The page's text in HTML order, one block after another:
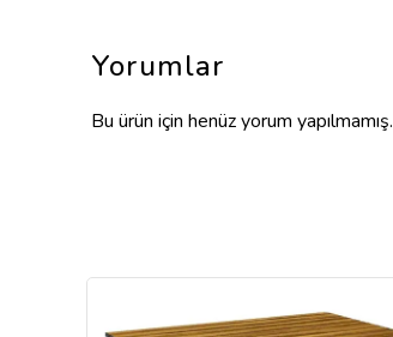
Yorumlar
Bu ürün için henüz yorum yapılmamış.